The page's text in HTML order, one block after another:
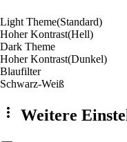
Light Theme(Standard)
Hoher Kontrast(Hell)
Dark Theme
Hoher Kontrast(Dunkel)
Blaufilter
Schwarz-Weiß
Weitere